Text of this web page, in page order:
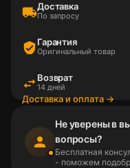
local_shippingДоставка
По запросу
verified_userГарантия
Оригинальный товар
swap_horiz Возврат
14 дней
Доставка и оплата →
person
Не уверены в
вопросы?
Бесплатная
- поможем